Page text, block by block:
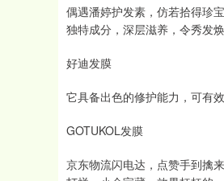
偶遇潘婷护发素，仿若拾得珍
独特成分，深层滋养，令秀发
好迪发膜
它具备出色的修护能力，可有
GOTUKOL发膜
京东物流闪电达，点赞手到擒